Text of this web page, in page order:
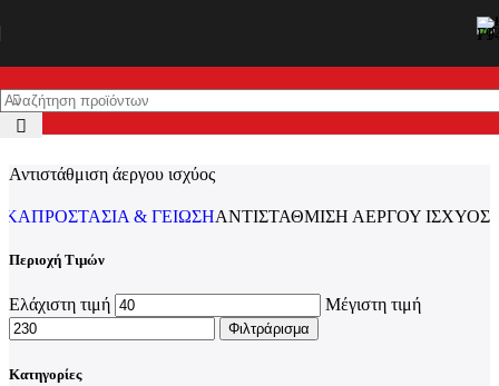
Αντιστάθμιση άεργου ισχύος
ΠΡΟΣΤΑΣΊΑ & ΓΕΊΩΣΗΑΝΤΙΣΤΆΘΜΙΣΗ ΆΕΡΓΟΥ ΙΣΧΎΟΣ
Περιοχή Τιμών
Ελάχιστη τιμή Μέγιστη τιμή
Φιλτράρισμα
Κατηγορίες